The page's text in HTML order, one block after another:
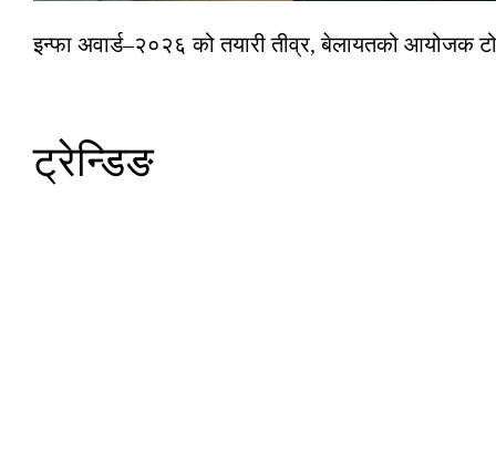
इन्फा अवार्ड–२०२६ को तयारी तीव्र, बेलायतको आयोजक
ट्रेन्डिङ